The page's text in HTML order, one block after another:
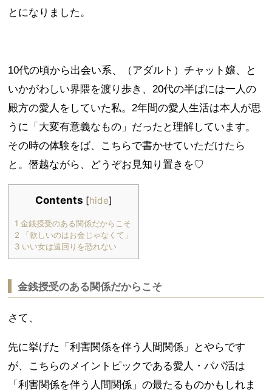
とになりました。
10代の頃から出会い系、（アダルト）チャット嬢、と
いかがわしい界隈を渡り歩き、20代の半ばには一人の
殿方の愛人をしていた私。2年間の愛人生活は本人が思
うに「大変有意義なもの」だったと理解しています。
その時の体験をば、こちらで書かせていただけたら
と。僭越ながら、どうぞお見知り置きを♡
Contents [hide]
1 金銭授受のある関係だからこそ
2 「欲しいのはお金じゃなくて」
3 いい女は遠回りを恐れない
金銭授受のある関係だからこそ
さて、
先に挙げた「利害関係を伴う人間関係」とやらです
が、こちらのメイントピックである愛人・パパ活は
「利害関係を伴う人間関係」の最たるものかもしれま